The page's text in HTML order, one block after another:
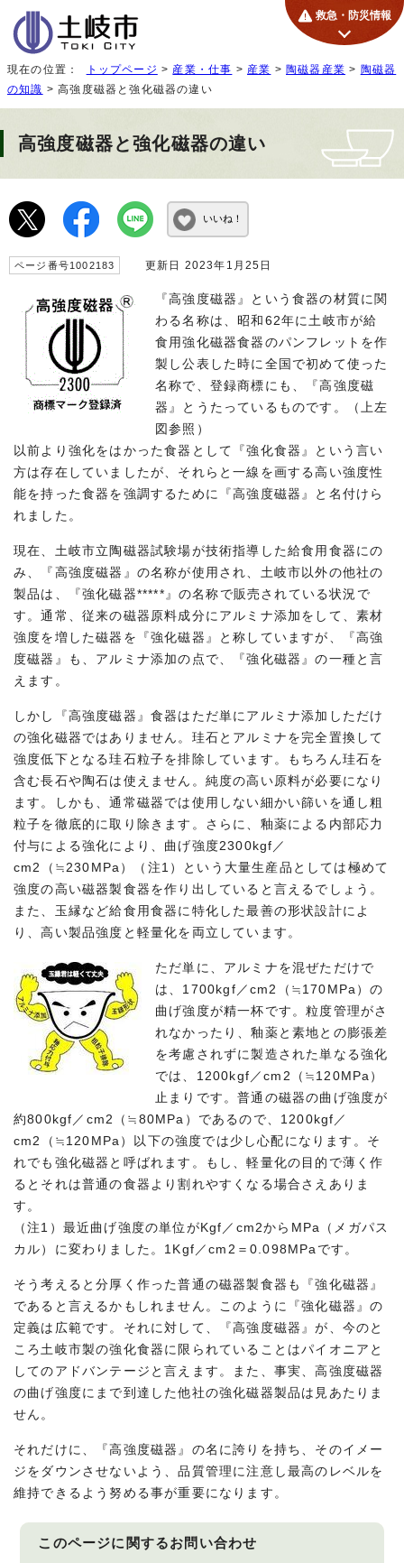
救急・防災情報
現在の位置： トップページ > 産業・仕事 > 産業 >陶磁器産業 > 陶磁器
の知識 > 高強度磁器と強化磁器の違い
高強度磁器と強化磁器の違い
いいね！
ページ番号1002183 更新日 2023年1月25日
『高強度磁器』という食器の材質に関
わる名称は、昭和62年に土岐市が給
食用強化磁器食器のパンフレットを作
製し公表した時に全国で初めて使った
名称で、登録商標にも、『高強度磁
器』とうたっているものです。（上左
図参照）
以前より強化をはかった食器として『強化食器』という言い
方は存在していましたが、それらと一線を画する高い強度性
能を持った食器を強調するために『高強度磁器』と名付けら
れました。
現在、土岐市立陶磁器試験場が技術指導した給食用食器にの
み、『高強度磁器』の名称が使用され、土岐市以外の他社の
製品は、『強化磁器*****』の名称で販売されている状況で
す。通常、従来の磁器原料成分にアルミナ添加をして、素材
強度を増した磁器を『強化磁器』と称していますが、『高強
度磁器』も、アルミナ添加の点で、『強化磁器』の一種と言
えます。
しかし『高強度磁器』食器はただ単にアルミナ添加しただけ
の強化磁器ではありません。珪石とアルミナを完全置換して
強度低下となる珪石粒子を排除しています。もちろん珪石を
含む長石や陶石は使えません。純度の高い原料が必要になり
ます。しかも、通常磁器では使用しない細かい篩いを通し粗
粒子を徹底的に取り除きます。さらに、釉薬による内部応力
付与による強化により、曲げ強度2300kgf／
cm2（≒230MPa）（注1）という大量生産品としては極めて
強度の高い磁器製食器を作り出していると言えるでしょう。
また、玉縁など給食用食器に特化した最善の形状設計によ
り、高い製品強度と軽量化を両立しています。
ただ単に、アルミナを混ぜただけで
は、1700kgf／cm2（≒170MPa）の
曲げ強度が精一杯です。粒度管理がさ
れなかったり、釉薬と素地との膨張差
を考慮されずに製造された単なる強化
では、1200kgf／cm2（≒120MPa）
止まりです。普通の磁器の曲げ強度が
約800kgf／cm2（≒80MPa）であるので、1200kgf／
cm2（≒120MPa）以下の強度では少し心配になります。そ
れでも強化磁器と呼ばれます。もし、軽量化の目的で薄く作
るとそれは普通の食器より割れやすくなる場合さえありま
す。
（注1）最近曲げ強度の単位がKgf／cm2からMPa（メガパス
カル）に変わりました。1Kgf／cm2＝0.098MPaです。
そう考えると分厚く作った普通の磁器製食器も『強化磁器』
であると言えるかもしれません。このように『強化磁器』の
定義は広範です。それに対して、『高強度磁器』が、今のと
ころ土岐市製の強化食器に限られていることはパイオニアと
してのアドバンテージと言えます。また、事実、高強度磁器
の曲げ強度にまで到達した他社の強化磁器製品は見あたりま
せん。
それだけに、『高強度磁器』の名に誇りを持ち、そのイメー
ジをダウンさせないよう、品質管理に注意し最高のレベルを
維持できるよう努める事が重要になります。
このページに関するお問い合わせ